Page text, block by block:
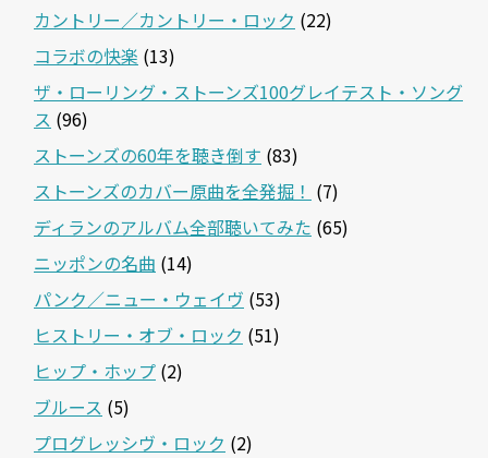
カントリー／カントリー・ロック (22)
コラボの快楽 (13)
ザ・ローリング・ストーンズ100グレイテスト・ソング
ス (96)
ストーンズの60年を聴き倒す (83)
ストーンズのカバー原曲を全発掘！ (7)
ディランのアルバム全部聴いてみた (65)
ニッポンの名曲 (14)
パンク／ニュー・ウェイヴ (53)
ヒストリー・オブ・ロック (51)
ヒップ・ホップ (2)
ブルース (5)
プログレッシヴ・ロック (2)